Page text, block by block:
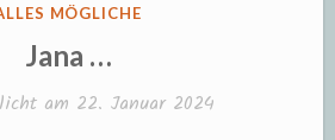
MÖGLICHE
Jana …
am 22. Januar 2024